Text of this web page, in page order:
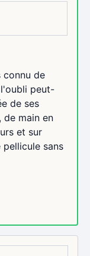
connu de
peut-
de ses
main en
et sur
sans